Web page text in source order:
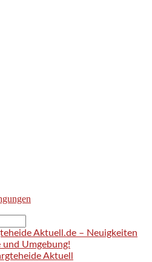
Aktuell.de – Neuigkeiten
Umgebung!